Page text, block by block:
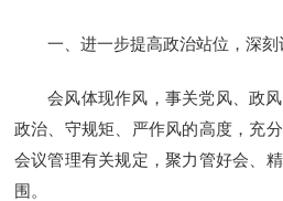
一、进一步提高政治站位，深
会风体现作风，事关党风、政
政治、守规矩、严作风的高度，充
会议管理有关规定，聚力管好会、
围。